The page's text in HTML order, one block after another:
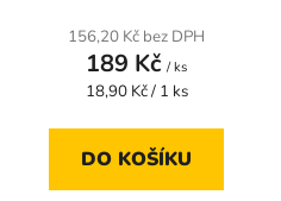
156,20 Kč bez DPH
189 Kč / ks
Měrná
18,90 Kč / 1 ks
DO KOŠÍKU